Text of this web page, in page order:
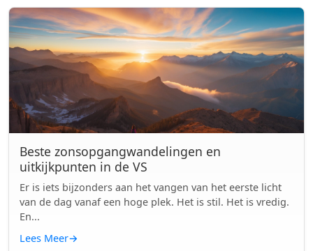
Beste zonsopgangwandelingen en
uitkijkpunten in de VS
Er is iets bijzonders aan het vangen van het eerste licht
van de dag vanaf een hoge plek. Het is stil. Het is vredig.
En...
Lees Meer→